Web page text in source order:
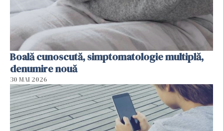
Boală cunoscută, simptomatologie multiplă,
denumire nouă
30 MAI 2026